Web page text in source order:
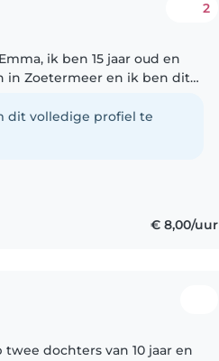
2
in Zoetermeer en ik ben dit
dit volledige profiel te
€ 8,00/uur
dochters van 10 jaar en